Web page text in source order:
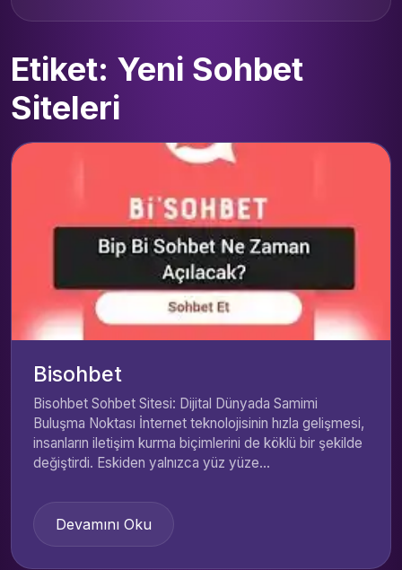
Etiket: Yeni Sohbet
Siteleri
Bisohbet
Bisohbet Sohbet Sitesi: Dijital Dünyada Samimi
Buluşma Noktası İnternet teknolojisinin hızla gelişmesi,
insanların iletişim kurma biçimlerini de köklü bir şekilde
değiştirdi. Eskiden yalnızca yüz yüze...
Devamını Oku